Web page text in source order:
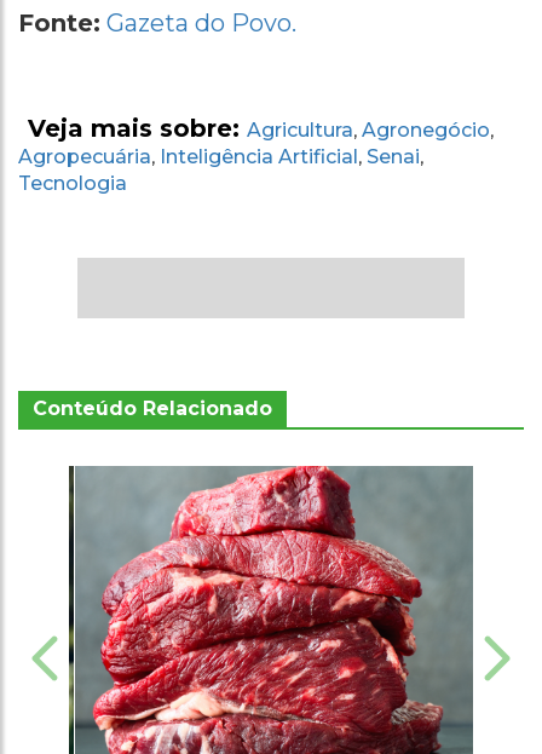
Fonte: Gazeta do Povo.
Veja mais sobre: Agricultura, Agronegócio,
Agropecuária, Inteligência Artificial , Senai,
Tecnologia
Conteúdo Relacionado